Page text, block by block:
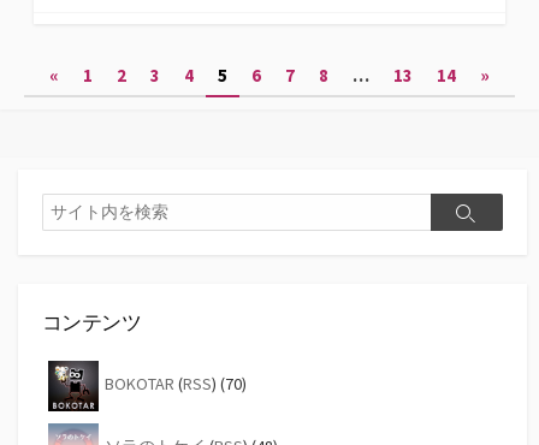
ペ
ー
送
り
« 1 2 3 4 5 6 7 8 … 13 14 »
検
索
検
コンテンツ
BOKOTAR (RSS) (70)